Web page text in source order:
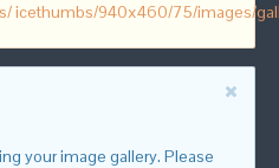
icethumbs/940x460/75/images/
your image gallery. Please